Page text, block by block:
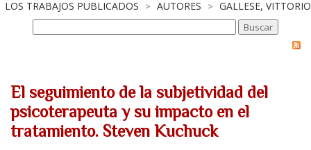
LOS TRABAJOS PUBLICADOS > AUTORES > GALLESE, VITTORIO
El seguimiento de la subjetividad del
psicoterapeuta y su impacto en el
tratamiento. Steven Kuchuck